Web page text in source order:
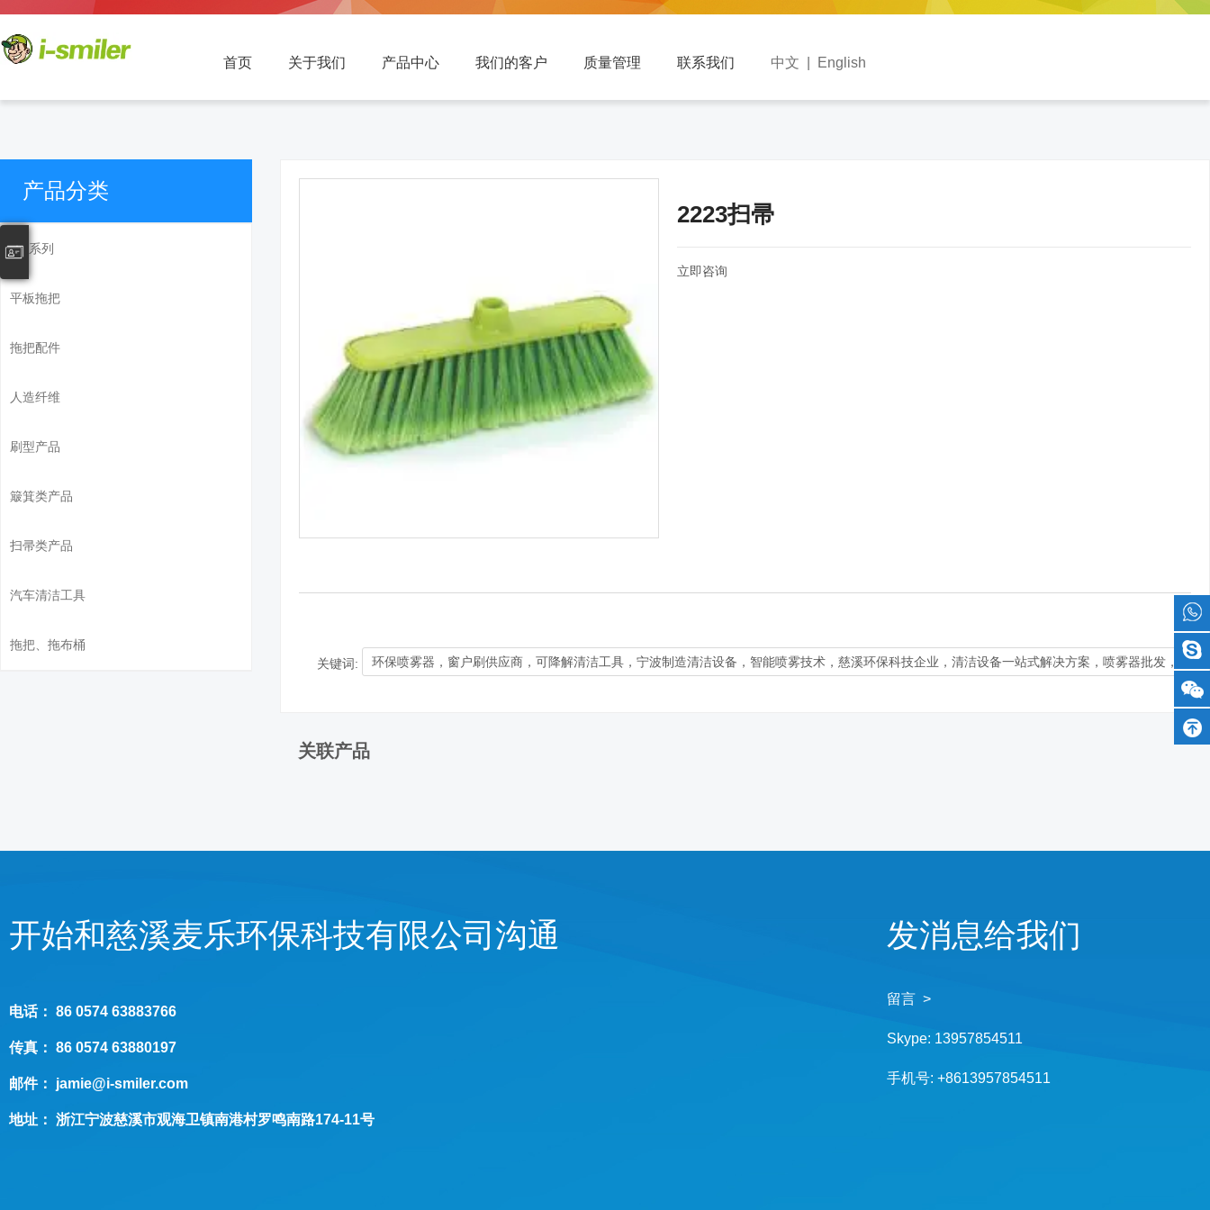
首页 关于我们 产品中心 我们的客户 质量管理 联系我们 中文 | English
产品分类
SM系列
平板拖把
拖把配件
人造纤维
刷型产品
簸箕类产品
扫帚类产品
汽车清洁工具
拖把、拖布桶
2223扫帚
立即咨询
关键词: 环保喷雾器，窗户刷供应商，可降解清洁工具，宁波制造清洁设备，智能喷雾技术，慈溪环保科技企业，清洁设备一站式解决方案，喷雾器批发，窗户
关联产品
开始和慈溪麦乐环保科技有限公司沟通
电话： 86 0574 63883766
传真： 86 0574 63880197
邮件： jamie@i-smiler.com
地址： 浙江宁波慈溪市观海卫镇南港村罗鸣南路174-11号
发消息给我们
留言 >
Skype: 13957854511
手机号: +8613957854511